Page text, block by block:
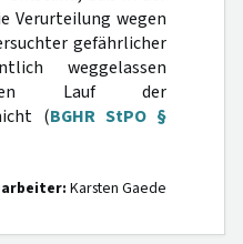
Verurteilung wegen
gefährlicher
weggelassen
Lauf der
(BGHR StPO §
Karsten Gaede